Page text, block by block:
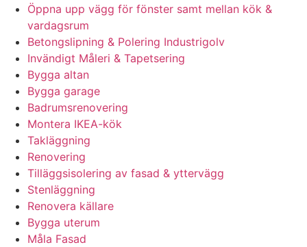
Öppna upp vägg för fönster samt mellan kök &
vardagsrum
Betongslipning & Polering Industrigolv
Invändigt Måleri & Tapetsering
Bygga altan
Bygga garage
Badrumsrenovering
Montera IKEA-kök
Takläggning
Renovering
Tilläggsisolering av fasad & yttervägg
Stenläggning
Renovera källare
Bygga uterum
Måla Fasad